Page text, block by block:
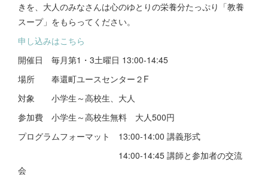
きを、大人のみなさんは心のゆとりの栄養分たっぷり「教養
スープ」をもらってください。
申し込みはこちら
開催日 毎月第1・3土曜日 13:00-14:45
場所 奉還町ユースセンター２F
対象 小学生～高校生、大人
参加費 小学生～高校生無料 大人500円
プログラムフォーマット 13:00-14:00 講義形式
14:00-14:45 講師と参加者の交流
会